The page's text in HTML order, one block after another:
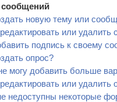
новую тему или
или удалить
подпись к своему
опрос?
могу добавить больше
или удалить
недоступны некоторые